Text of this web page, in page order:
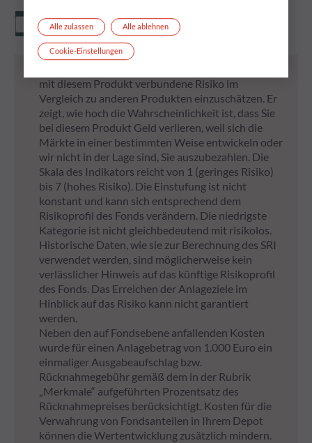
Nettoinventarwert
mit diesem Produkt verbundene Risiko im
Vergleich zu anderen Produkten einzuschätzen. Er
zeigt, wie hoch die Wahrscheinlichkeit ist, dass Sie
bei diesem Produkt Geld verlieren, weil sich die
Märkte in einer bestimmten Weise entwickeln oder
wir nicht in der Lage sind, Sie auszubezahlen. Die
Skala des Indikators reicht von 1 (geringes Risiko)
bis 7 (hohes Risiko). Die Einstufung ist nicht
konstant und kann sich entsprechend dem
Risikoprofil des Fonds verändern. Die niedrigste
Kategorie ist nicht gleichbedeutend mit risikolos.
Historische Daten, wie sie zur Berechnung des SRI
verwendet werden, sind möglicherweise kein
verlässlicher Hinweis auf das künftige Risikoprofil
des Fonds. Das Erreichen der Anlageziele im
Hinblick auf das Risiko kann nicht garantiert
werden.
Neben den auf Fondsebene anfallenden Kosten
wurde für einen Anlagebetrag von 1.000 Euro ein
einmaliger Ausgabeaufschlag bzw.
Rücknahmegebühr gemäß dem in der Rubrik
„Merkmale“ aufgeführten Prozentsatz des
Rücknahmepreises berücksichtigt. Kosten für die
Verwahrung von Fondsanteilen in Ihrem Depot
können die Wertentwicklung zusätzlich mindern.
Alle ablehnen
Alle zulassen
Cookie-Einstellungen